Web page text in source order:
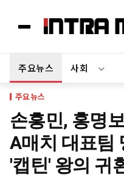
주요뉴스 사회
주요뉴스
손흥민, 홍명
A매치 대표팀
'캡틴' 왕의 귀